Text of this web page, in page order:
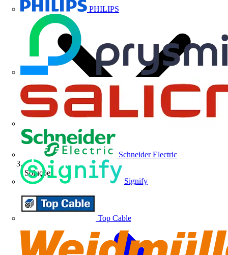
PHILIPS
Schneider Electric
Signify
Top Cable
Soluções